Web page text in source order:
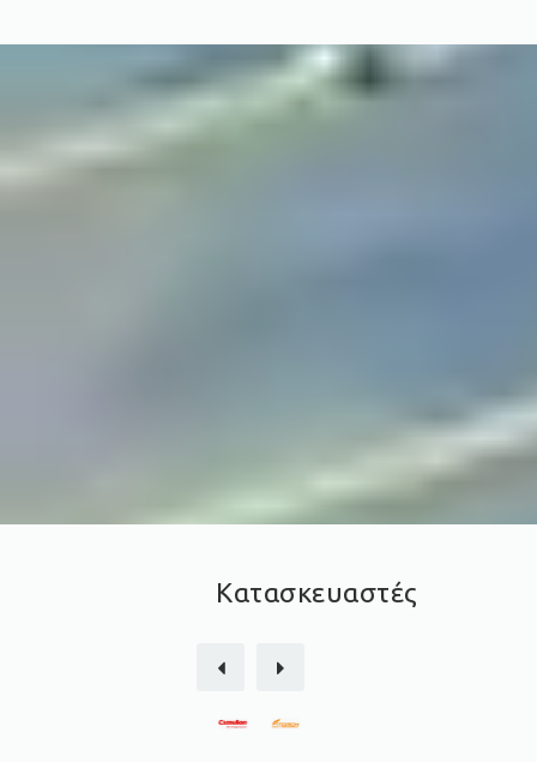
Κατασκευαστές